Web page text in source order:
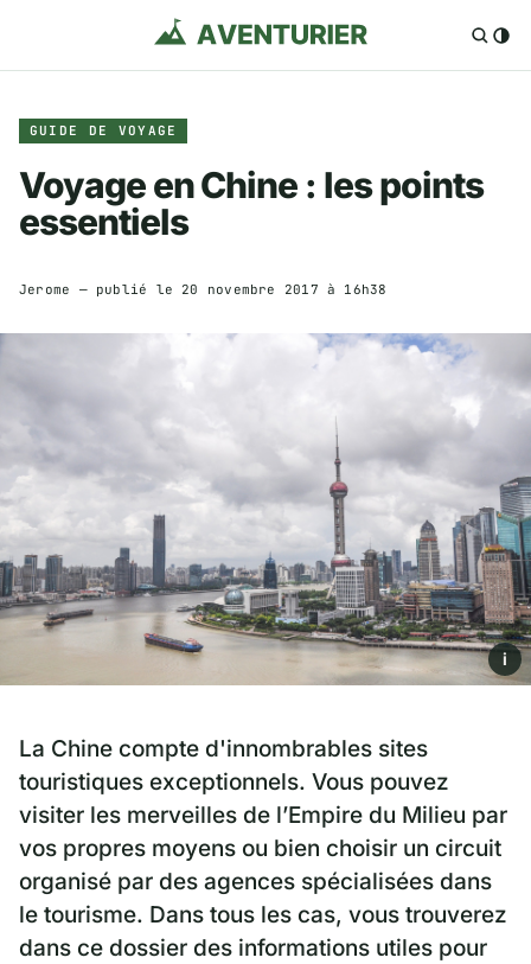
GUIDE DE VOYAGE
Voyage en Chine : les points
essentiels
Jerome — publié le 20 novembre 2017 à 16h38
i
La Chine compte d'innombrables sites
touristiques exceptionnels. Vous pouvez
visiter les merveilles de l’Empire du Milieu par
vos propres moyens ou bien choisir un circuit
organisé par des agences spécialisées dans
le tourisme. Dans tous les cas, vous trouverez
dans ce dossier des informations utiles pour